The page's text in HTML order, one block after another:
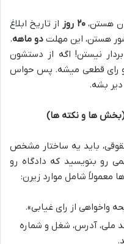
هستن،۲۰ روز
از تاریخ ابلاغ
هستن، این مهلت دو ماهه.
نیستن! اگه از دستشون
و رای قطعی میشه. پس حواس
دیر بشه.
(بخش ها و نکته ها)
باید یه ساختار مشخص
رو بنویسید که دادگاه رو
معمولاً شامل موارد زیرن:
واخواهی از رای غیابی».
ملی، آدرس، شغل و شماره